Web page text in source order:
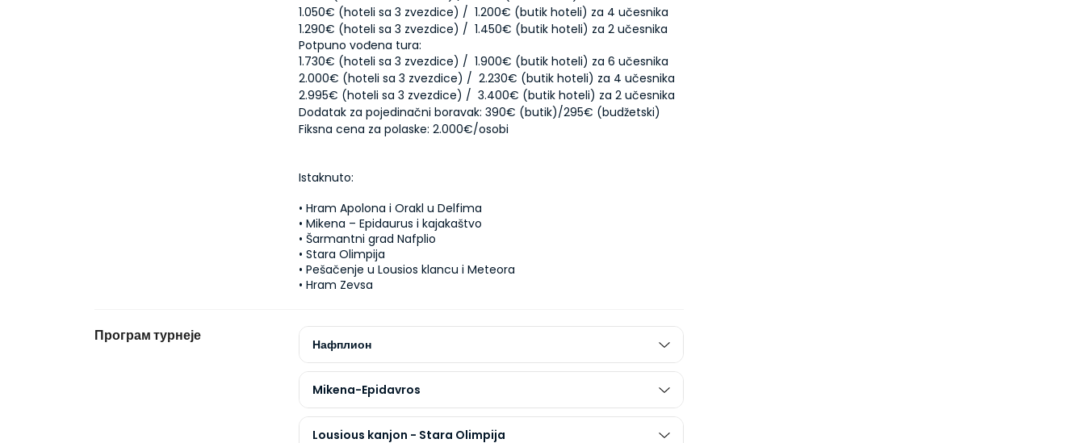
Dodatak za pojedinačni boravak: 390€ (butik)/295€ (budžetski)
Fiksna cena za polaske: 2.000€/osobi
Istaknuto:
• Hram Apolona i Orakl u Delfima
• Mikena – Epidaurus i kajakaštvo
• Šarmantni grad Nafplio
• Stara Olimpija
• Pešačenje u Lousios klancu i Meteora
• Hram Zevsa
Програм турнеје Нафплион
Mikena-Epidavros
Lousious kanjon - Stara Olimpija